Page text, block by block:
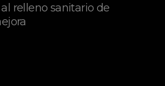
relleno sanitario de